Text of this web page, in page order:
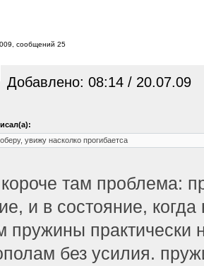
cообщений 25
Добавлено: 08:14 / 20.07.09
увижу насколко прогибаетса
там проблема:
и в состояние,
пружины практически
без усилия.